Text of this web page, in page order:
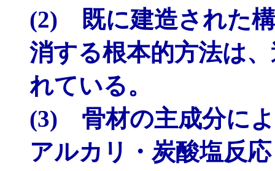
(2) 既に建造された
消する根本的方法は
れている。
(3) 骨材の主成分に
アルカリ・炭酸塩反